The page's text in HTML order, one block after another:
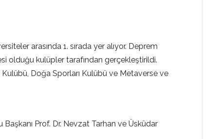
arasında 1. sırada yer alıyor. Deprem
olduğu kulüpler tarafından gerçekleştirildi.
Doğa Sporları Kulübü ve Metaverse ve
Prof. Dr. Nevzat Tarhan ve Üsküdar